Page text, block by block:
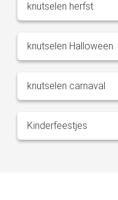
knutselen herfst
knutselen Halloween
knutselen carnaval
Kinderfeestjes